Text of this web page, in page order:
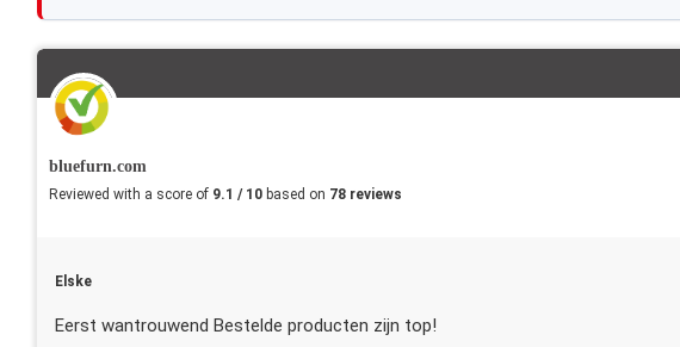
bluefurn.com
Reviewed with a score of 9.1 / 10 based on 78 reviews
Elske
Eerst wantrouwend Bestelde producten zijn top!